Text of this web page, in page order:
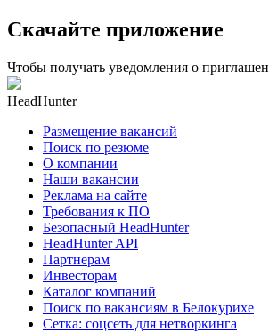
Скачайте приложение
Чтобы получать уведомления о
HeadHunter
Размещение вакансий
Поиск по резюме
О компании
Наши вакансии
Реклама на сайте
Требования к ПО
Безопасный HeadHunter
HeadHunter API
Партнерам
Инвесторам
Каталог компаний
Поиск по вакансиям в Белокурихе
Сетка: соцсеть для нетворкинга